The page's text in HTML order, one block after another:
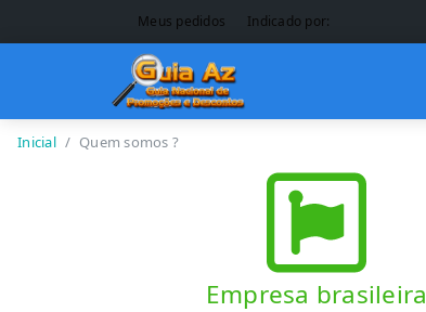
Meus pedidos Indicado por:
Inicial Quem somos ?
Empresa brasileira